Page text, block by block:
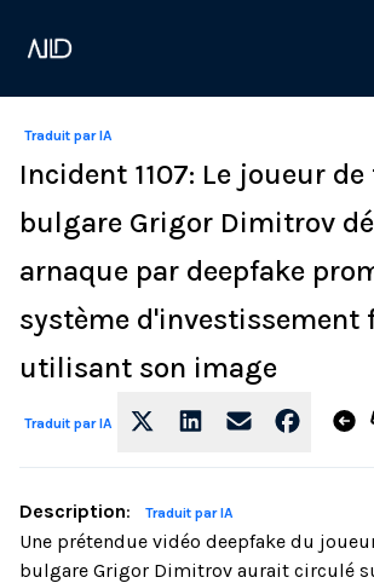
Traduit par IA
Incident 1107: Le joueur
bulgare Grigor Dimitrov
arnaque par deepfake
système d'investissement
utilisant son image
Traduit par IA
Description: Traduit par IA
Une prétendue vidéo deepfake du
bulgare Grigor Dimitrov aurait circulé